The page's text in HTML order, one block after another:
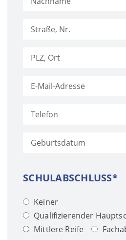
SCHULABSCHLUSS*
Keiner
Qualifizierender
Mittlere Reife